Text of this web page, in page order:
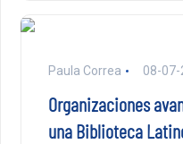
Paula Correa 08-07-
Organizaciones
una Biblioteca